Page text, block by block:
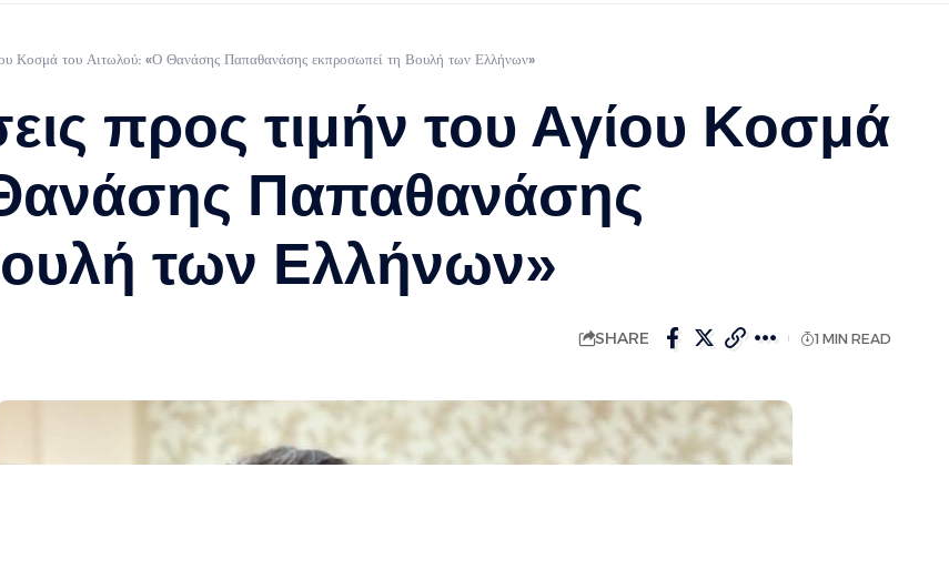
Κοσμά του Αιτωλού: «Ο Θανάσης Παπαθανάσης εκπροσωπεί τη Βουλή των Ελλήνων»
προς τιμήν του Αγίου Κοσμά
Παπαθανάσης
των Ελλήνων»
SHARE 1 MIN READ